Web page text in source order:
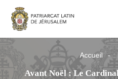
Accueil
Avant Noël : Le